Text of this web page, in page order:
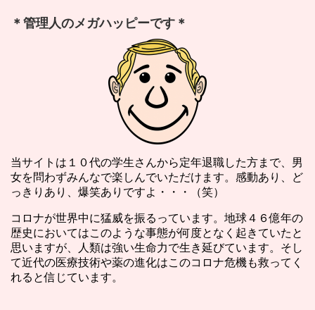
＊管理人のメガハッピーです＊
当サイトは１０代の学生さんから定年退職した方まで、男
女を問わずみんなで楽しんでいただけます。感動あり、ど
っきりあり、爆笑ありですよ・・・（笑）
コロナが世界中に猛威を振るっています。地球４６億年の
歴史においてはこのような事態が何度となく起きていたと
思いますが、人類は強い生命力で生き延びています。そし
て近代の医療技術や薬の進化はこのコロナ危機も救ってく
れると信じています。